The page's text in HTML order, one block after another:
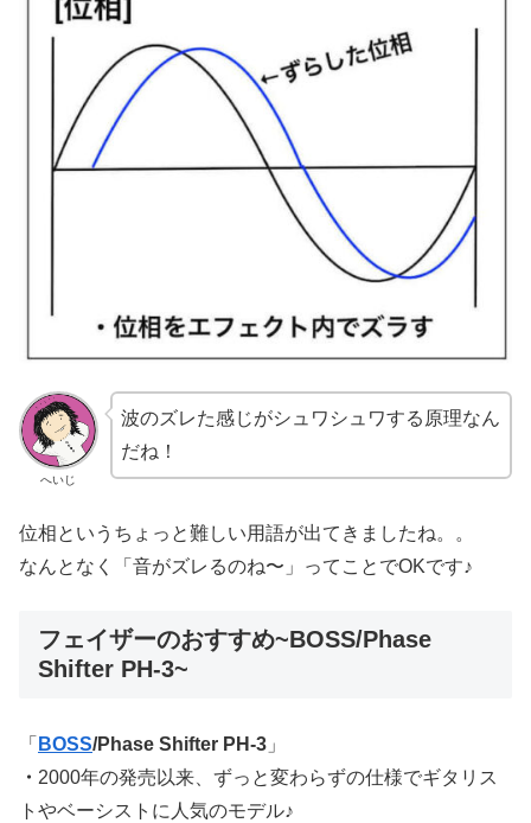
へいじ
波のズレた感じがシュワシュワする原理なん
だね！
位相というちょっと難しい用語が出てきましたね。。
なんとなく「音がズレるのね〜」ってことでOKです♪
フェイザーのおすすめ~BOSS/Phase
Shifter PH-3~
「 BOSS/Phase Shifter PH-3 」
・ 2000年の発売以来、ずっと変わらずの仕様でギタリス
トやベーシストに人気のモデル♪